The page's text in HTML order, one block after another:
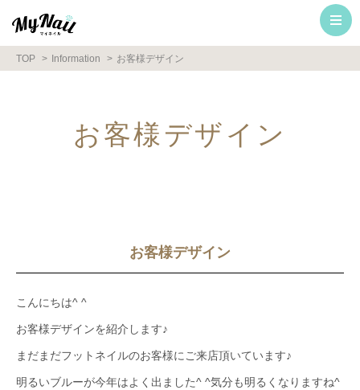
TOP Information お客様デザイン
お客様デザイン
お客様デザイン
こんにちは^ ^
お客様デザインを紹介します♪
まだまだフットネイルのお客様にご来店頂いています♪
明るいブルーが今年はよく出ました^ ^気分も明るくなりますね^